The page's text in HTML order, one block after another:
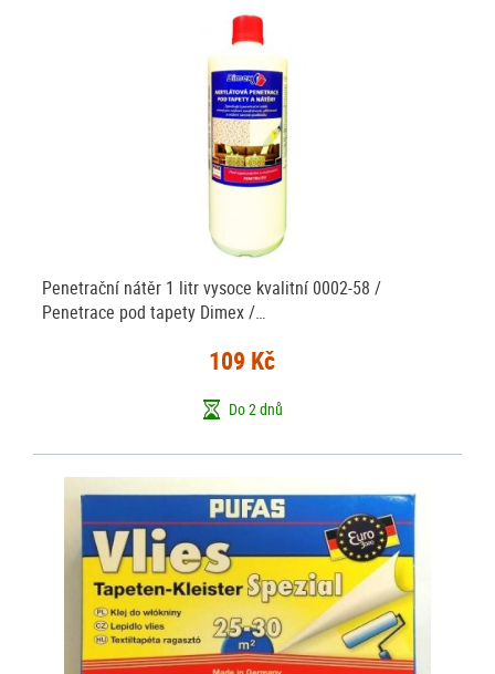
Penetrační nátěr 1 litr vysoce kvalitní 0002-58 /
Penetrace pod tapety Dimex /…
109 Kč
Do 2 dnů